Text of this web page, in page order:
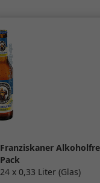
Franziskaner
Pack
24 x 0,33 Liter (Glas)